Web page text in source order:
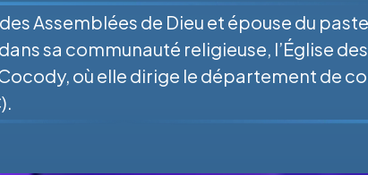
Assemblées de Dieu et épouse du
sa communauté religieuse, l’Église
où elle dirige le département de